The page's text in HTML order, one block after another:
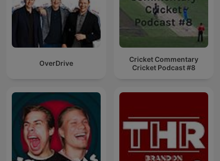
OverDrive
Cricket Commentary
Cricket Podcast #8